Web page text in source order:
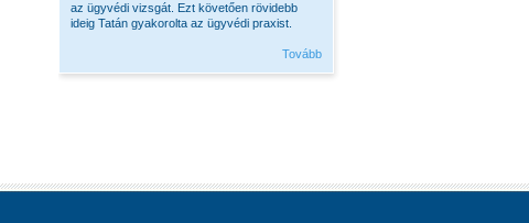
az ügyvédi vizsgát. Ezt követően rövidebb
ideig Tatán gyakorolta az ügyvédi praxist.
Tovább